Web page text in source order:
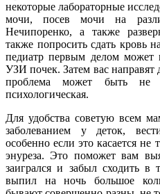
некоторые лабораторные
мочи, посев мочи на
Нечипоренко, а также
также попросить сдать кровь
педиатр первым делом
УЗИ почек. Затем вас направят
проблема может быть не
психологическая.
Для удобства советую всем
заболеванием у деток,
особенно если это касается
энуреза. Это поможет вам
заигрался и забыл сходить в
выпил на ночь большое